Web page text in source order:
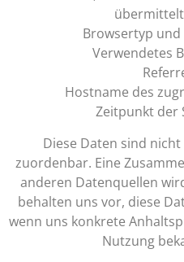
Browsertyp
Verwendetes
Hostname des
Zeitpunkt der
Diese Daten sind
zuordenbar. Eine
anderen Datenquellen
behalten uns vor, diese
wenn uns konkrete
Nutzung